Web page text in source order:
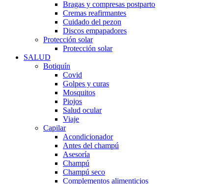
Bragas y compresas postparto
Cremas reafirmantes
Cuidado del pezon
Discos empapadores
Protección solar
Protección solar
SALUD
Botiquín
Covid
Golpes y curas
Mosquitos
Piojos
Salud ocular
Viaje
Capilar
Acondicionador
Antes del champú
Asesoría
Champú
Champú seco
Complementos alimenticios